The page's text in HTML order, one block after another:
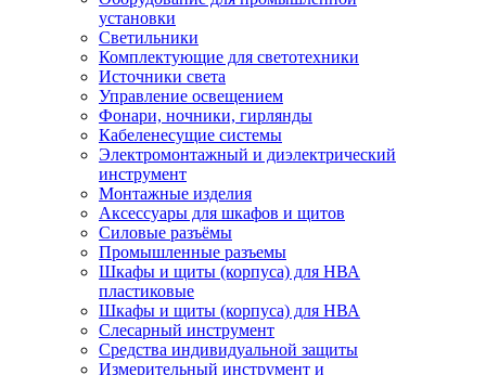
установки
Светильники
Комплектующие для светотехники
Источники света
Управление освещением
Фонари, ночники, гирлянды
Кабеленесущие системы
Электромонтажный и диэлектрический
инструмент
Монтажные изделия
Аксессуары для шкафов и щитов
Силовые разъёмы
Промышленные разъемы
Шкафы и щиты (корпуса) для НВА
пластиковые
Шкафы и щиты (корпуса) для НВА
Слесарный инструмент
Средства индивидуальной защиты
Измерительный инструмент и